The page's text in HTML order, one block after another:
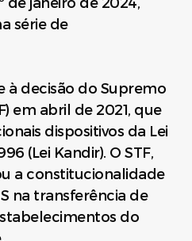
série de
à decisão do Supremo
em abril de 2021, que
dispositivos da Lei
(Lei Kandir). O STF,
a constitucionalidade
na transferência de
do